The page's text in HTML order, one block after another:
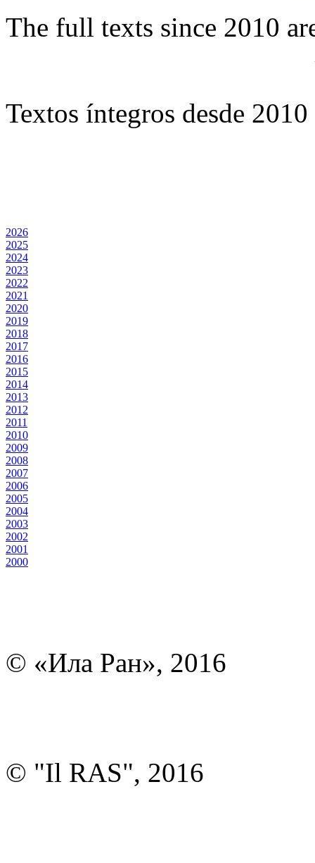
The full texts since 2010
Textos íntegros desde
2026
2025
2024
2023
2022
2021
2020
2019
2018
2017
2016
2015
2014
2013
2012
2011
2010
2009
2008
2007
2006
2005
2004
2003
2002
2001
2000
© «Ила Ран», 2016
© "Il RAS", 2016